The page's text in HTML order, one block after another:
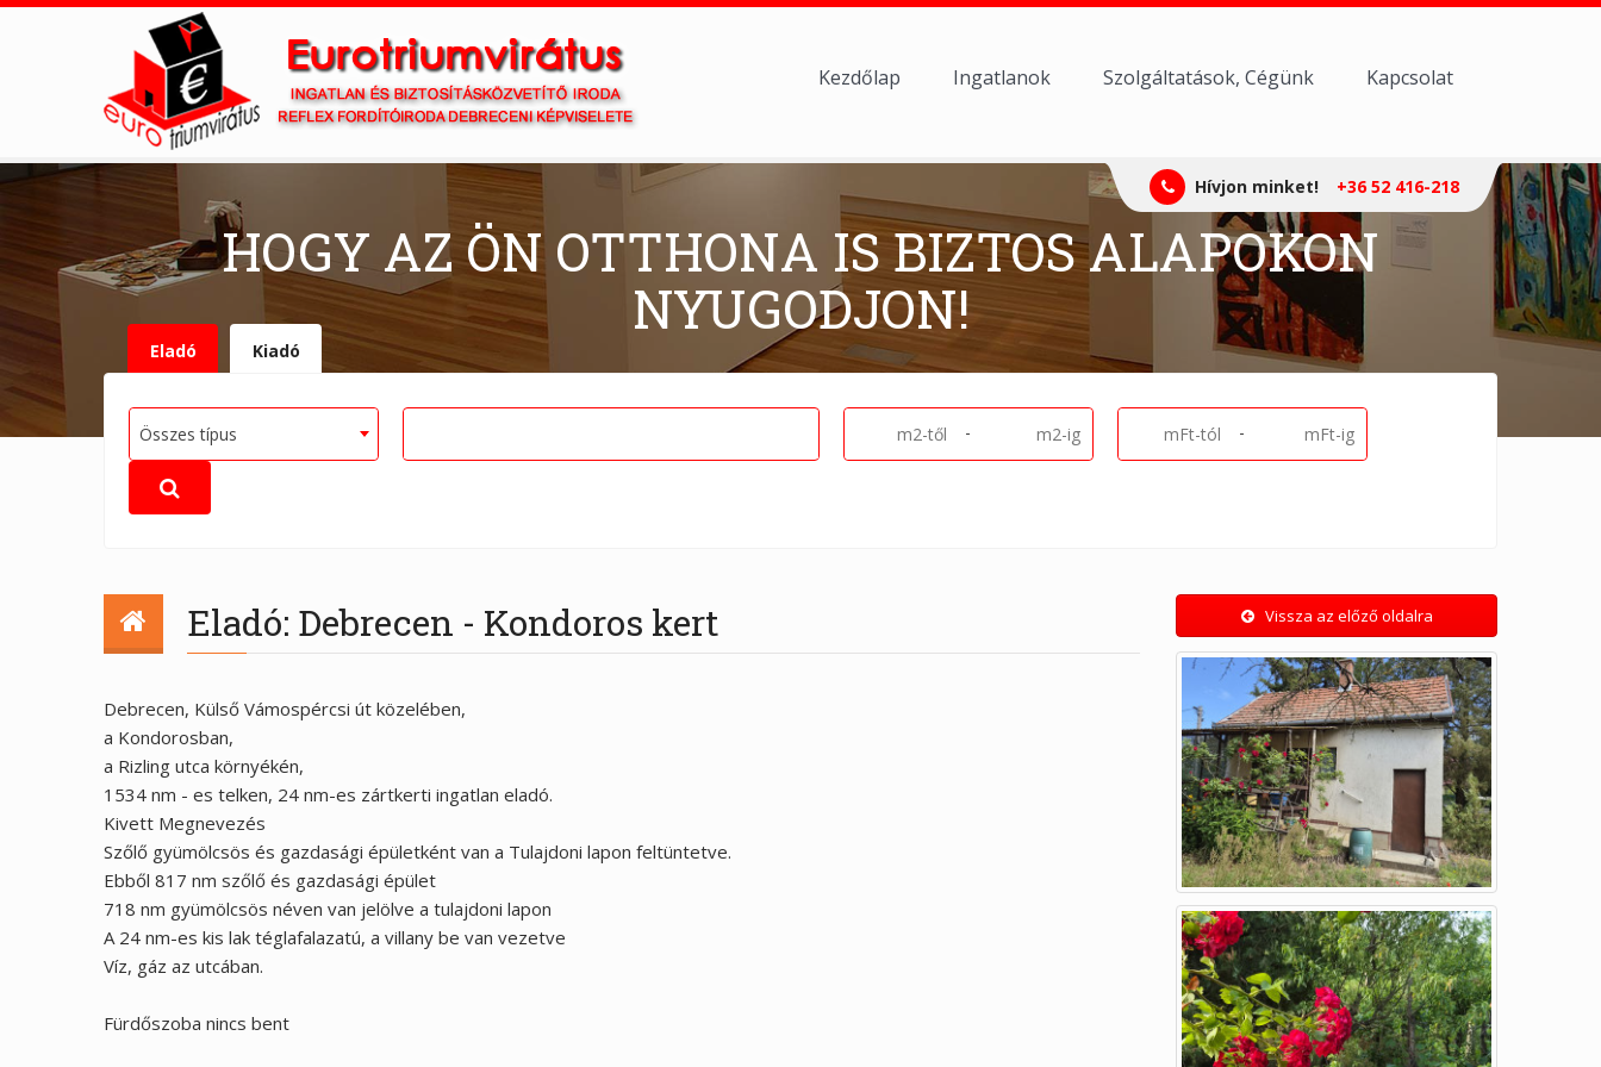
Kezdőlap Ingatlanok Szolgáltatások, Cégünk Kapcsolat
Hívjon minket! +36 52 416-218
HOGY AZ ÖN OTTHONA IS BIZTOS ALAPOKON
NYUGODJON!
Eladó Kiadó
Összes típus - -
Eladó: Debrecen - Kondoros kert
Debrecen, Külső Vámospércsi út közelében,
a Kondorosban,
a Rizling utca környékén,
1534 nm - es telken, 24 nm-es zártkerti ingatlan eladó.
Kivett Megnevezés
Szőlő gyümölcsös és gazdasági épületként van a Tulajdoni lapon feltüntetve.
Ebből 817 nm szőlő és gazdasági épület
718 nm gyümölcsös néven van jelölve a tulajdoni lapon
A 24 nm-es kis lak téglafalazatú, a villany be van vezetve
Víz, gáz az utcában.
Fürdőszoba nincs bent
Vissza az előző oldalra